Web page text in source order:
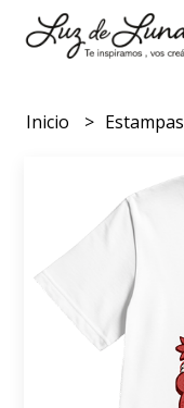
Inicio Estampas